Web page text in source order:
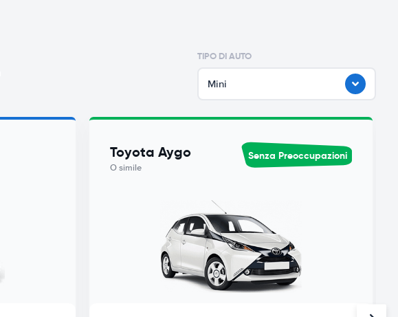
TIPO DI AUTO
Mini
Toyota Aygo
O simile
Senza Preoccupazioni